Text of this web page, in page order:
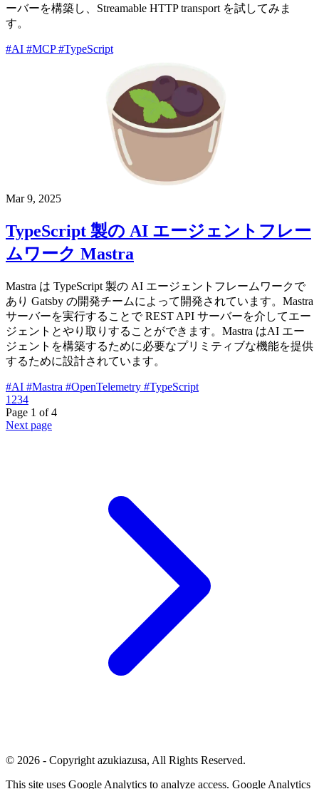
ーバーを構築し、Streamable HTTP transport を試してみま
す。
#AI #MCP#TypeScript
Mar 9, 2025
TypeScript 製の AI エージェントフレー
ムワーク Mastra
Mastra は TypeScript 製の AI エージェントフレームワークで
あり Gatsby の開発チームによって開発されています。Mastra
サーバーを実行することで REST API サーバーを介してエー
ジェントとやり取りすることができます。Mastra はAI エー
ジェントを構築するために必要なプリミティブな機能を提供
するために設計されています。
#AI #Mastra #OpenTelemetry #TypeScript
1 234
Page 1 of 4
Next page
© 2026 - Copyright azukiazusa, All Rights Reserved.
This site uses Google Analytics to analyze access. Google Analytics